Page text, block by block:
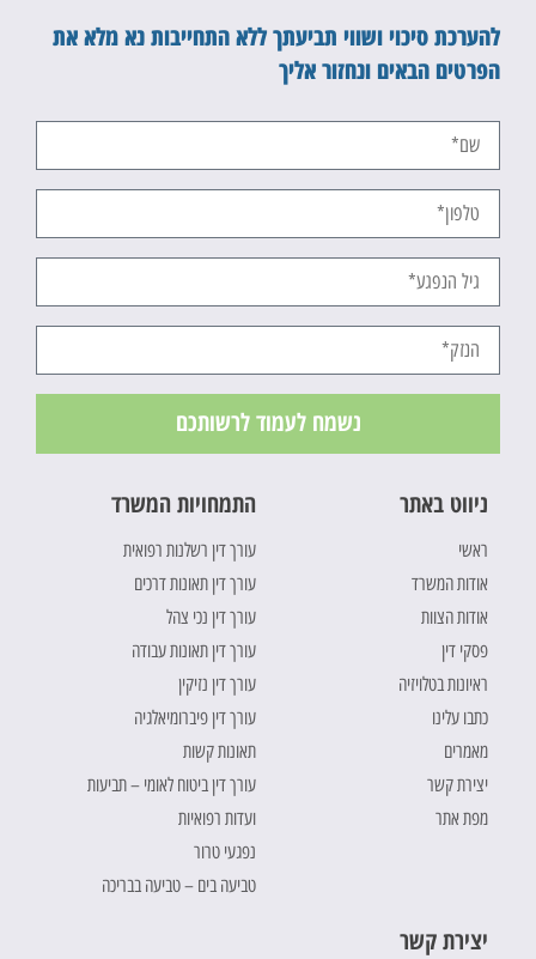
להערכת סיכוי ושווי תביעתך ללא התחייבות נא מלא את
הפרטים הבאים ונחזור אליך
נשמח לעמוד לרשותכם
ניווט באתר
ראשי
אודות המשרד
אודות הצוות
פסקי דין
ראיונות בטלויזיה
כתבו עלינו
מאמרים
יצירת קשר
מפת אתר
התמחויות המשרד
עורך דין רשלנות רפואית
עורך דין תאונות דרכים
עורך דין נכי צהל
עורך דין תאונות עבודה
עורך דין נזיקין
עורך דין פיברומיאלגיה
תאונות קשות
עורך דין ביטוח לאומי – תביעות
ועדות רפואיות
נפגעי טרור
טביעה בים – טביעה בבריכה
יצירת קשר